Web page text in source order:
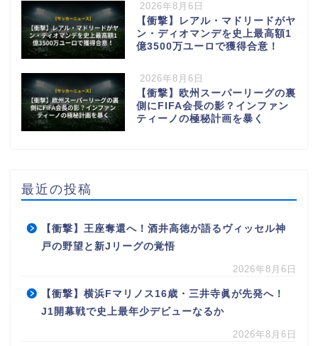
2026年8月6日
【衝撃】レアル・マドリードがヤ
ン・ディオマンデを史上最高額1
億3500万ユーロで獲得合意！
2026年8月6日
【衝撃】欧州スーパーリーグの裏
側にFIFA会長の影？インファン
ティーノの極秘計画を暴く
最近の投稿
【衝撃】王座奪還へ！酒井高徳が語るヴィッセル神
戸の野望と新Jリーグの覚悟
2026年8月6日
【衝撃】横浜Fマリノス16歳・三井寺眞が先発へ！
J1開幕戦で史上最年少デビューなるか
2026年8月6日